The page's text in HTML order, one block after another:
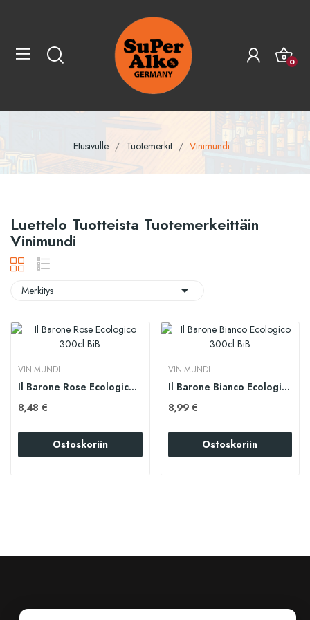
0
Etusivulle Tuotemerkit Vinimundi
Luettelo Tuotteista Tuotemerkeittäin
Vinimundi
Merkitys 
VINIMUNDI
Il Barone Rose Ecologico 300cl BiB
8,48 €
Ostoskoriin
VINIMUNDI
Il Barone Bianco Ecologico 300cl BiB
8,99 €
Ostoskoriin